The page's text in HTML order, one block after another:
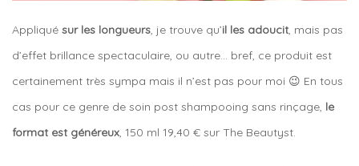
Appliqué sur les longueurs, je trouve qu’il les adoucit, mais pas
d’effet brillance spectaculaire, ou autre… bref, ce produit est
certainement très sympa mais il n’est pas pour moi 😉 En tous
cas pour ce genre de soin post shampooing sans rinçage, le
format est généreux, 150 ml 19,40 € sur The Beautyst.